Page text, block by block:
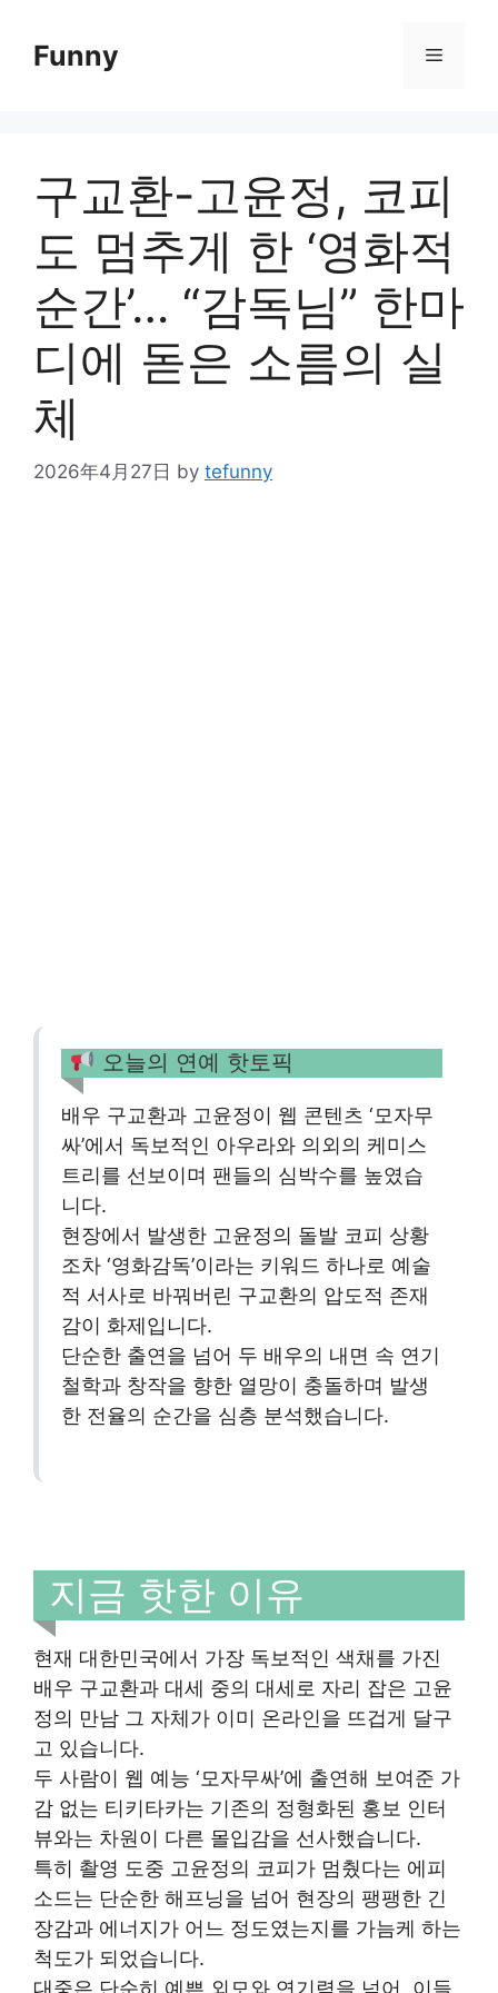
contentFunny Menu
구교환-고윤정, 코피
도 멈추게 한 ‘영화적
순간’… “감독님” 한마
디에 돋은 소름의 실
체
2026年4月27日 by tefunny
오늘의 연예 핫토픽
배우 구교환과 고윤정이 웹 콘텐츠 ‘모자무
싸’에서 독보적인 아우라와 의외의 케미스
트리를 선보이며 팬들의 심박수를 높였습
니다.
현장에서 발생한 고윤정의 돌발 코피 상황
조차 ‘영화감독’이라는 키워드 하나로 예술
적 서사로 바꿔버린 구교환의 압도적 존재
감이 화제입니다.
단순한 출연을 넘어 두 배우의 내면 속 연기
철학과 창작을 향한 열망이 충돌하며 발생
한 전율의 순간을 심층 분석했습니다.
지금 핫한 이유
현재 대한민국에서 가장 독보적인 색채를 가진
배우 구교환과 대세 중의 대세로 자리 잡은 고윤
정의 만남 그 자체가 이미 온라인을 뜨겁게 달구
고 있습니다.
두 사람이 웹 예능 ‘모자무싸’에 출연해 보여준 가
감 없는 티키타카는 기존의 정형화된 홍보 인터
뷰와는 차원이 다른 몰입감을 선사했습니다.
특히 촬영 도중 고윤정의 코피가 멈췄다는 에피
소드는 단순한 해프닝을 넘어 현장의 팽팽한 긴
장감과 에너지가 어느 정도였는지를 가늠케 하는
척도가 되었습니다.
대중은 단순히 예쁜 외모와 연기력을 넘어, 이들